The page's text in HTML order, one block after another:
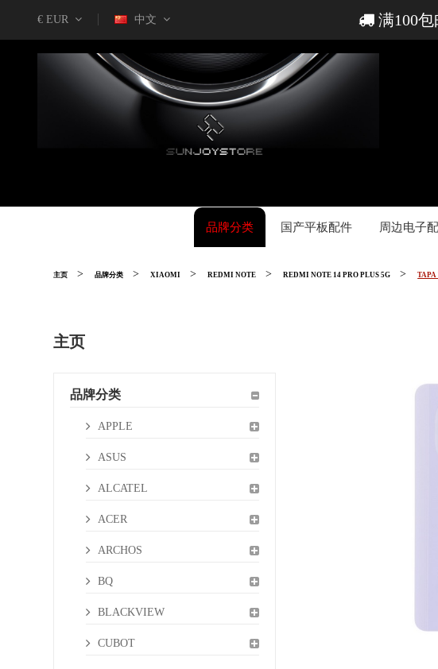
€ EUR 中文 满100包
品牌分类 国产平板配件 周边电子
主页 品牌分类 XIAOMI REDMI NOTE REDMI NOTE 14 PRO PLUS 5G
主页
品牌分类
APPLE
ASUS
ALCATEL
ACER
ARCHOS
BQ
BLACKVIEW
CUBOT